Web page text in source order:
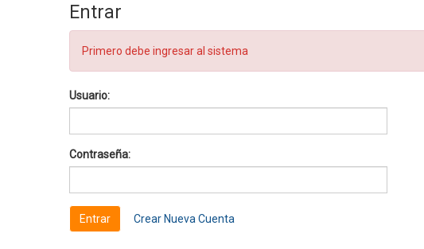
Entrar
Primero debe ingresar al sistema
Usuario:
Contraseña:
Crear Nueva Cuenta